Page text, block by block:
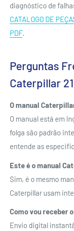
diagnóstico de
CATALOGO DE
PDF.
Perguntas
Caterpillar
O manual
O manual está em
folga são padrão
entende as
Este é o manual
Sim, é o mesmo
Caterpillar usam
Como vou receber
Envio digital